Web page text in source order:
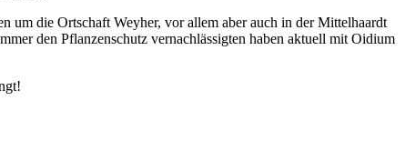
um die Ortschaft Weyher, vor allem aber auch in der Mittelhaardt
den Pflanzenschutz vernachlässigten haben aktuell mit Oidium